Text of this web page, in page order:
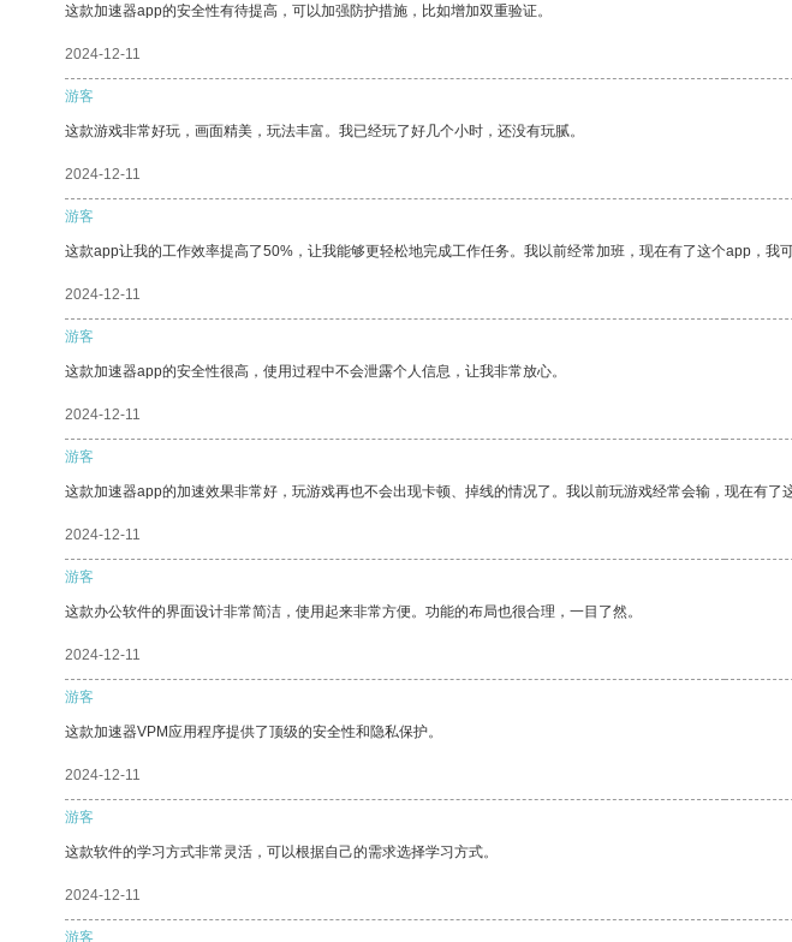
这款加速器app的安全性有待提高，可以加强防护措施，比如增加双重验证。
2024-12-11
游客
这款游戏非常好玩，画面精美，玩法丰富。我已经玩了好几个小时，还没有玩腻。
2024-12-11
游客
这款app让我的工作效率提高了50%，让我能够更轻松地完成工作任务。我以前经常加班，现在有了这个app，我
2024-12-11
游客
这款加速器app的安全性很高，使用过程中不会泄露个人信息，让我非常放心。
2024-12-11
游客
这款加速器app的加速效果非常好，玩游戏再也不会出现卡顿、掉线的情况了。我以前玩游戏经常会输，现在有了
2024-12-11
游客
这款办公软件的界面设计非常简洁，使用起来非常方便。功能的布局也很合理，一目了然。
2024-12-11
游客
这款加速器VPM应用程序提供了顶级的安全性和隐私保护。
2024-12-11
游客
这款软件的学习方式非常灵活，可以根据自己的需求选择学习方式。
2024-12-11
游客